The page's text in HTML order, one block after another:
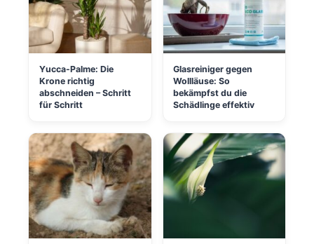
Yucca-Palme: Die
Krone richtig
abschneiden – Schritt
für Schritt
Glasreiniger gegen
Wollläuse: So
bekämpfst du die
Schädlinge effektiv